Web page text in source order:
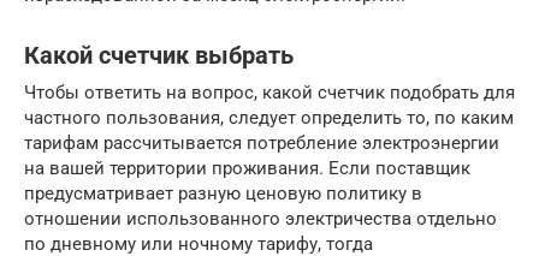
Какой счетчик выбрать
Чтобы ответить на вопрос, какой счетчик подобрать для
частного пользования, следует определить то, по каким
тарифам рассчитывается потребление электроэнергии
на вашей территории проживания. Если поставщик
предусматривает разную ценовую политику в
отношении использованного электричества отдельно
по дневному или ночному тарифу, тогда